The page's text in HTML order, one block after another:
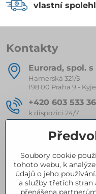
vlastní
Kontakty
Eurorad, spol​. s
Hamerská 321/5
198 00 Praha 9 - Kyje
+420 603 533
k dispozici 24/7
Kompletní nabídka
Soubory cookie
tohoto webu, k
údajů o jeho
a služby třetích stran
přenášena